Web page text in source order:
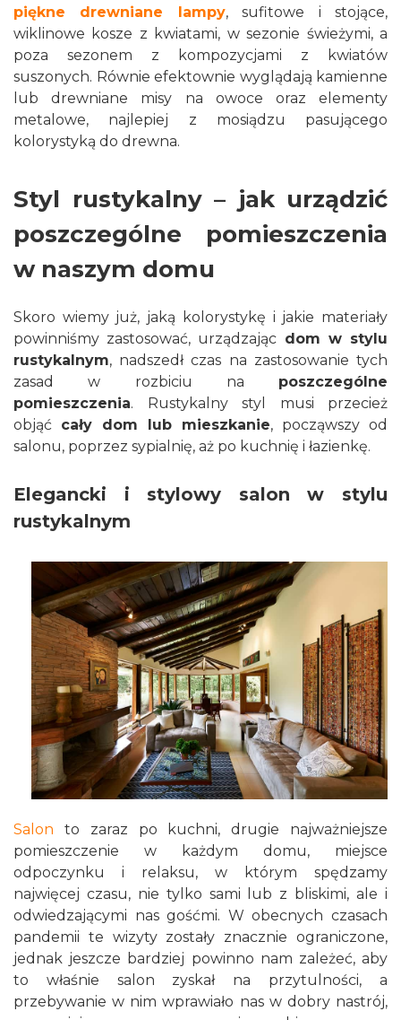
piękne drewniane lampy, sufitowe i stojące,
wiklinowe kosze z kwiatami, w sezonie świeżymi, a
poza sezonem z kompozycjami z kwiatów
suszonych. Równie efektownie wyglądają kamienne
lub drewniane misy na owoce oraz elementy
metalowe, najlepiej z mosiądzu pasującego
kolorystyką do drewna.
Styl rustykalny – jak urządzić
poszczególne pomieszczenia
w naszym domu
Skoro wiemy już, jaką kolorystykę i jakie materiały
powinniśmy zastosować, urządzając dom w stylu
rustykalnym, nadszedł czas na zastosowanie tych
zasad w rozbiciu na poszczególne
pomieszczenia. Rustykalny styl musi przecież
objąć cały dom lub mieszkanie, począwszy od
salonu, poprzez sypialnię, aż po kuchnię i łazienkę.
Elegancki i stylowy salon w stylu
rustykalnym
Salon to zaraz po kuchni, drugie najważniejsze
pomieszczenie w każdym domu, miejsce
odpoczynku i relaksu, w którym spędzamy
najwięcej czasu, nie tylko sami lub z bliskimi, ale i
odwiedzającymi nas gośćmi. W obecnych czasach
pandemii te wizyty zostały znacznie ograniczone,
jednak jeszcze bardziej powinno nam zależeć, aby
to właśnie salon zyskał na przytulności, a
przebywanie w nim wprawiało nas w dobry nastrój,